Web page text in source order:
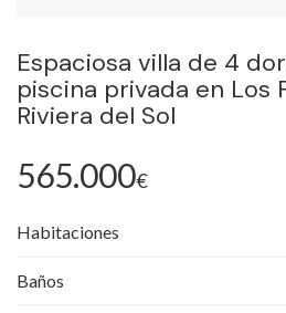
Espaciosa villa de 4
piscina privada en Los
Riviera del Sol
565.000€
Habitaciones
Baños